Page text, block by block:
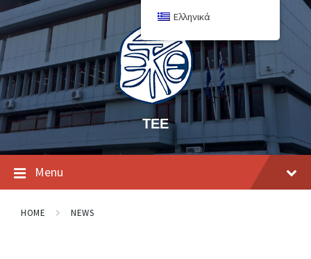
ΤΕΕ
Menu
HOME NEWS
Ελληνικά